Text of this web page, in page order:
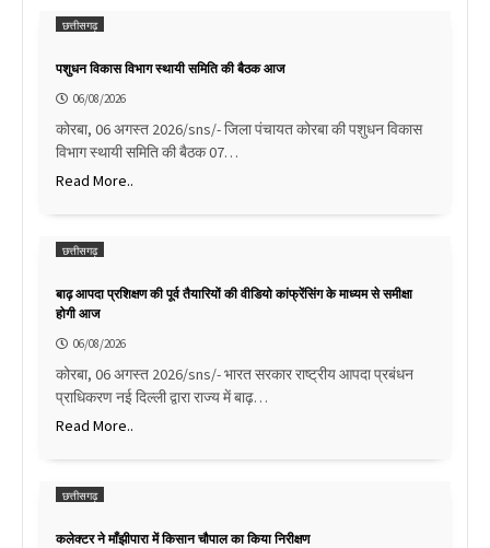
छत्तीसगढ़
पशुधन विकास विभाग स्थायी समिति की बैठक आज
06/08/2026
कोरबा, 06 अगस्त 2026/sns/- जिला पंचायत कोरबा की पशुधन विकास
विभाग स्थायी समिति की बैठक 07…
Read More..
छत्तीसगढ़
बाढ़ आपदा प्रशिक्षण की पूर्व तैयारियों की वीडियो कांफ्रेंसिंग के माध्यम से समीक्षा
होगी आज
06/08/2026
कोरबा, 06 अगस्त 2026/sns/- भारत सरकार राष्ट्रीय आपदा प्रबंधन
प्राधिकरण नई दिल्ली द्वारा राज्य में बाढ़…
Read More..
छत्तीसगढ़
कलेक्टर ने माँझीपारा में किसान चौपाल का किया निरीक्षण